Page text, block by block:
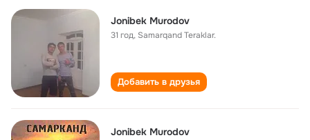
Jonibek Murodov
31 год, Samarqand Teraklar.
Добавить в друзья
Jonibek Murodov